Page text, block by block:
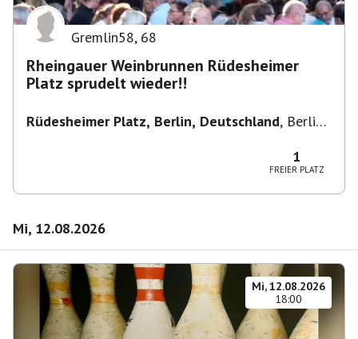
Gremlin58, 68
Rheingauer Weinbrunnen Rüdesheimer
Platz sprudelt wieder!!
Rüdesheimer Platz, Berlin, Deutschland, Berlin-
1
FREIER PLATZ
Mi, 12.08.2026
Mi, 12.08.2026
18:00